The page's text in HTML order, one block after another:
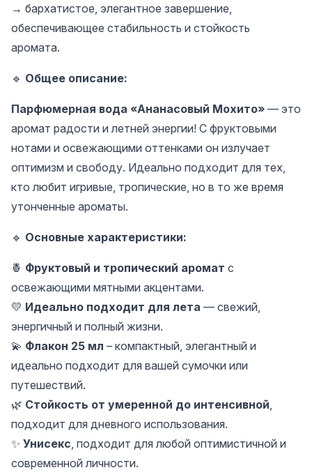
→ бархатистое, элегантное завершение,
обеспечивающее стабильность и стойкость
аромата.
🔹 Общее описание:
Парфюмерная вода «Ананасовый Мохито» — это
аромат радости и летней энергии! С фруктовыми
нотами и освежающими оттенками он излучает
оптимизм и свободу. Идеально подходит для тех,
кто любит игривые, тропические, но в то же время
утонченные ароматы.
🔹 Основные характеристики:
🍍 Фруктовый и тропический аромат с
освежающими мятными акцентами.
💛 Идеально подходит для лета — свежий,
энергичный и полный жизни.
💫 Флакон 25 мл – компактный, элегантный и
идеально подходит для вашей сумочки или
путешествий.
🌿 Стойкость от умеренной до интенсивной,
подходит для дневного использования.
✨ Унисекс, подходит для любой оптимистичной и
современной личности.